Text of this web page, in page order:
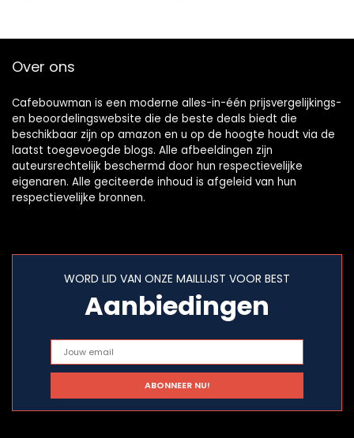
Over ons
Cafebouwman is een moderne alles-in-één prijsvergelijkings-
en beoordelingswebsite die de beste deals biedt die
beschikbaar zijn op amazon en u op de hoogte houdt via de
laatst toegevoegde blogs. Alle afbeeldingen zijn
auteursrechtelijk beschermd door hun respectievelijke
eigenaren. Alle geciteerde inhoud is afgeleid van hun
respectievelijke bronnen.
WORD LID VAN ONZE MAILLIJST VOOR BEST
Aanbiedingen